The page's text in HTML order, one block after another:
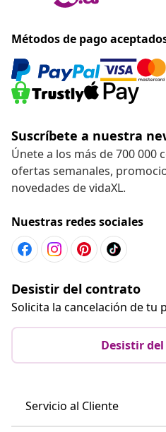
Métodos de pago
Suscríbete a nuestra
Únete a los más de 700
ofertas semanales,
novedades de vidaXL.
Nuestras redes sociales
Desistir del contrato
Solicita la cancelación de tu
Desistir
Servicio al Cliente